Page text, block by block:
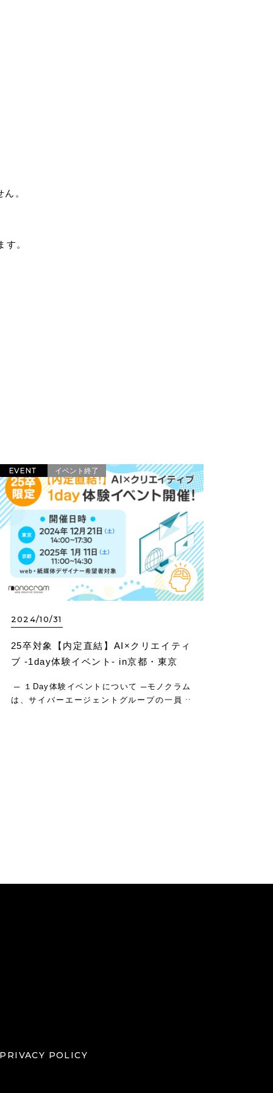
。
。
EVENT イベント終了
2024/10/31
25卒対象【内定直結】AI×クリエイティ
ブ -1day体験イベント- in京都・東京
─ １Day体験イベントについて ─モノクラム
は、サイバーエージェントグループの一員と
PRIVACY POLICY